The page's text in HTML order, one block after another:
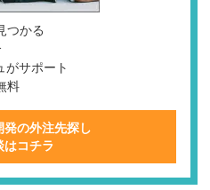
つかる
がサポート
料
発の外注先探し
はコチラ